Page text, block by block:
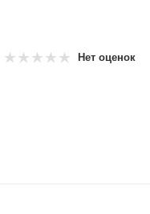
Нет оценок